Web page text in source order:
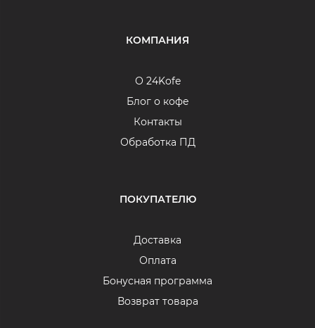
КОМПАНИЯ
О 24Kofe
Блог о кофе
Контакты
Обработка ПД
ПОКУПАТЕЛЮ
Доставка
Оплата
Бонусная программа
Возврат товара